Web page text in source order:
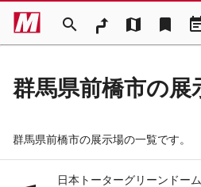
search map bookmark
群馬県前橋市の展
群馬県前橋市の展示場の一覧です。
日本トーターグリーンドーム